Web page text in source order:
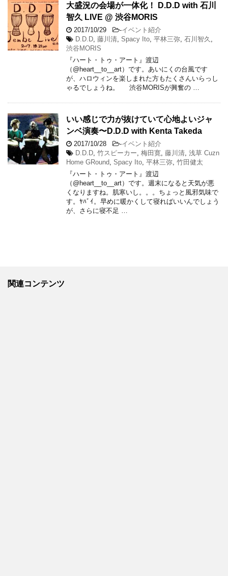
大盛況の会場が一体化！ D.D.D with 石川
智久 LIVE @ 渋谷MORIS
2017/10/29 -イベント紹介
D.D.D 藤川清 Spacy Ito 平林三弥 石川智久
渋谷MORIS
『ハート・トゥ・アート』渡辺
（@heart__to__art）です。あいにくの台風です
が、ハロウィンを楽しまれた方もたくさんいらっし
ゃるでしょうね。 渋谷MORISが興奮の …
いい感じで力が抜けていて心地よいジャ
ンベ演奏〜D.D.D with Kenta Takeda
2017/10/28 -イベント紹介
D.D.D 竹スピーカー 梅田寛 藤川清 浅草 Cuzn
Home GRound Spacy Ito 平林三弥 竹田健太
『ハート・トゥ・アート』渡辺
（@heart__to__art）です。週末になると天気が悪
くなりますね。肌寒いし。。。ちょっと風邪気味で
す。ﾔﾊﾞｲ。早めに暖かくして寝ればいいんでしょう
が、さらに寝不足 …
関連コンテンツ